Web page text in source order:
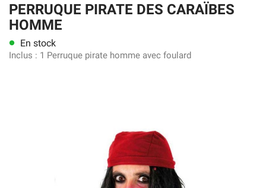
PERRUQUE PIRATE DES CARAÏBES
HOMME
lens En stock
Inclus : 1 Perruque pirate homme avec foulard